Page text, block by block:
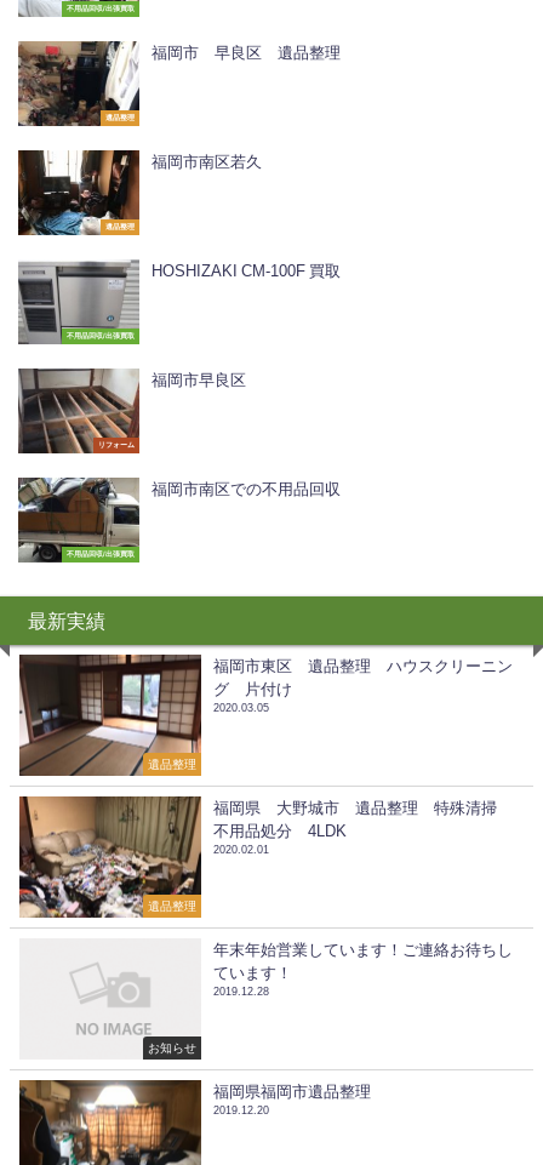
不用品回収/出張買取
遺品整理
福岡市 早良区 遺品整理
遺品整理
福岡市南区若久
不用品回収/出張買取
HOSHIZAKI CM-100F 買取
リフォーム
福岡市早良区
不用品回収/出張買取
福岡市南区での不用品回収
最新実績
遺品整理
福岡市東区 遺品整理 ハウスクリーニン
グ 片付け
2020.03.05
遺品整理
福岡県 大野城市 遺品整理 特殊清掃
不用品処分 4LDK
2020.02.01
お知らせ
年末年始営業しています！ご連絡お待ちし
ています！
2019.12.28
福岡県福岡市遺品整理
2019.12.20